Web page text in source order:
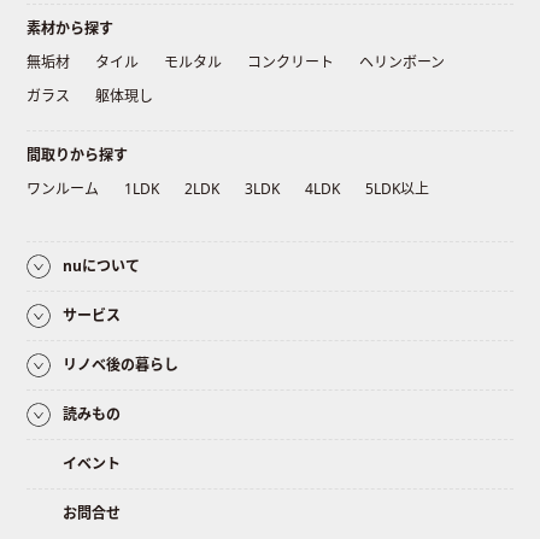
素材から探す
無垢材
タイル モルタル コンクリート
ヘリンボーン
ガラス
躯体現し
間取りから探す
ワンルーム
1LDK 2LDK 3LDK 4LDK 5LDK以上
nuについて
サービス
リノベ後の暮らし
読みもの
イベント
お問合せ